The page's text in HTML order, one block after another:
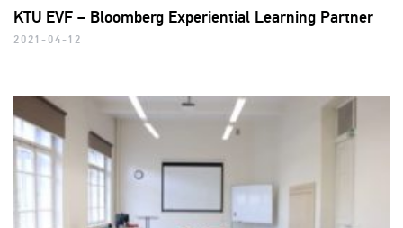
KTU EVF – Bloomberg Experiential Learning Partner
2021-04-12